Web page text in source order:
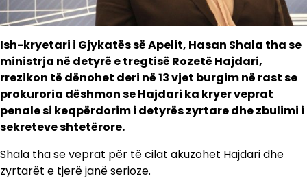
Ish-kryetari i Gjykatës së Apelit, Hasan Shala tha se
ministrja në detyrë e tregtisë Rozetë Hajdari,
rrezikon të dënohet deri në 13 vjet burgim në rast se
prokuroria dëshmon se Hajdari ka kryer veprat
penale si keqpërdorim i detyrës zyrtare dhe zbulimi i
sekreteve shtetërore.
Shala tha se veprat për të cilat akuzohet Hajdari dhe
zyrtarët e tjerë janë serioze.